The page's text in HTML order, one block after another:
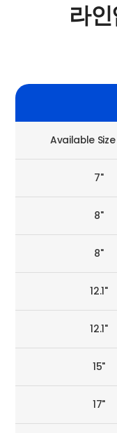
라
Available Size
7"
8"
8"
12.1"
12.1"
15"
17"